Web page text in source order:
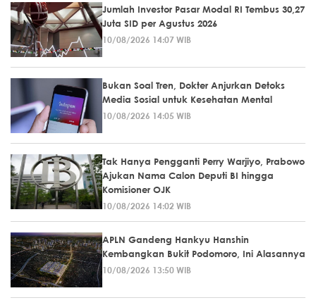
Jumlah Investor Pasar Modal RI Tembus 30,27
Juta SID per Agustus 2026
10/08/2026 14:07 WIB
Bukan Soal Tren, Dokter Anjurkan Detoks
Media Sosial untuk Kesehatan Mental
10/08/2026 14:05 WIB
Tak Hanya Pengganti Perry Warjiyo, Prabowo
Ajukan Nama Calon Deputi BI hingga
Komisioner OJK
10/08/2026 14:02 WIB
APLN Gandeng Hankyu Hanshin
Kembangkan Bukit Podomoro, Ini Alasannya
10/08/2026 13:50 WIB